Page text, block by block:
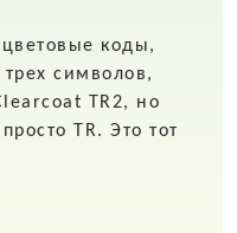
цветовые коды,
трех символов,
TR2, но
TR. Это тот